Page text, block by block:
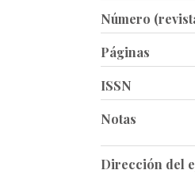
Número
Páginas
ISSN
Notas
Dirección del